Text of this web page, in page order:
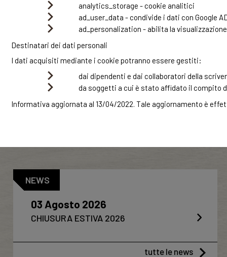
analytics_storage - cookie analitici
ad_user_data - condivide i dati con Google
ad_personalization - abilita la
Destinatari dei dati personali
I dati acquisiti mediante i cookie potranno essere gestiti:
dai dipendenti e dai collaboratori della
da soggetti a cui è stato affidato il compito
Informativa aggiornata al 13/04/2022. Tale aggiornamento è
NEWS
03 Agosto 2026
CHIUSURA ESTIVA 2026
tutte le news